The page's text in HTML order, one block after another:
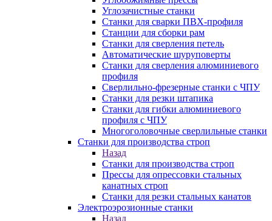
Углозачистные станки
Станки для сварки ПВХ-профиля
Станции для сборки рам
Станки для сверления петель
Автоматические шуруповерты
Станки для сверления алюминиевого
профиля
Сверлильно-фрезерные станки с ЧПУ
Станки для резки штапика
Станки для гибки алюминиевого
профиля с ЧПУ
Многоголовочные сверлильные станки
Станки для производства строп
Назад
Станки для производства строп
Прессы для опрессовки стальных
канатных строп
Станки для резки стальных канатов
Электроэрозионные станки
Назад